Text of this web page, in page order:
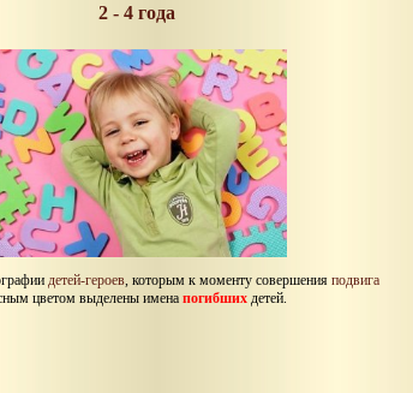
2 - 4 года
детей-героев , которым к моменту совершения подвига
цветом выделены имена погибших детей.